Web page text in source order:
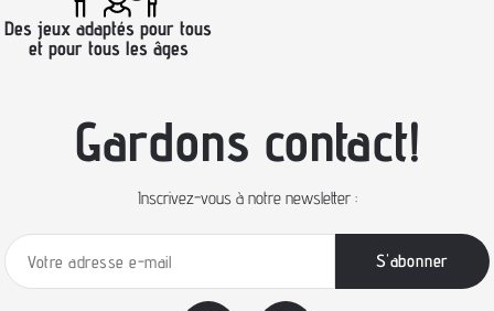
Des jeux adaptés pour tous
et pour tous les âges
Gardons contact!
Inscrivez-vous à notre newsletter :